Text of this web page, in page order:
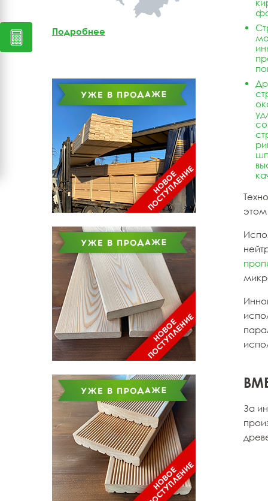
Мебельный щит из
Подробнее
За